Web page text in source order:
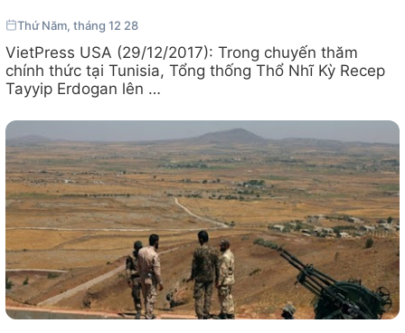
Thứ Năm, tháng 12 28
VietPress USA (29/12/2017): Trong chuyến thăm
chính thức tại Tunisia, Tổng thống Thổ Nhĩ Kỳ Recep
Tayyip Erdogan lên …